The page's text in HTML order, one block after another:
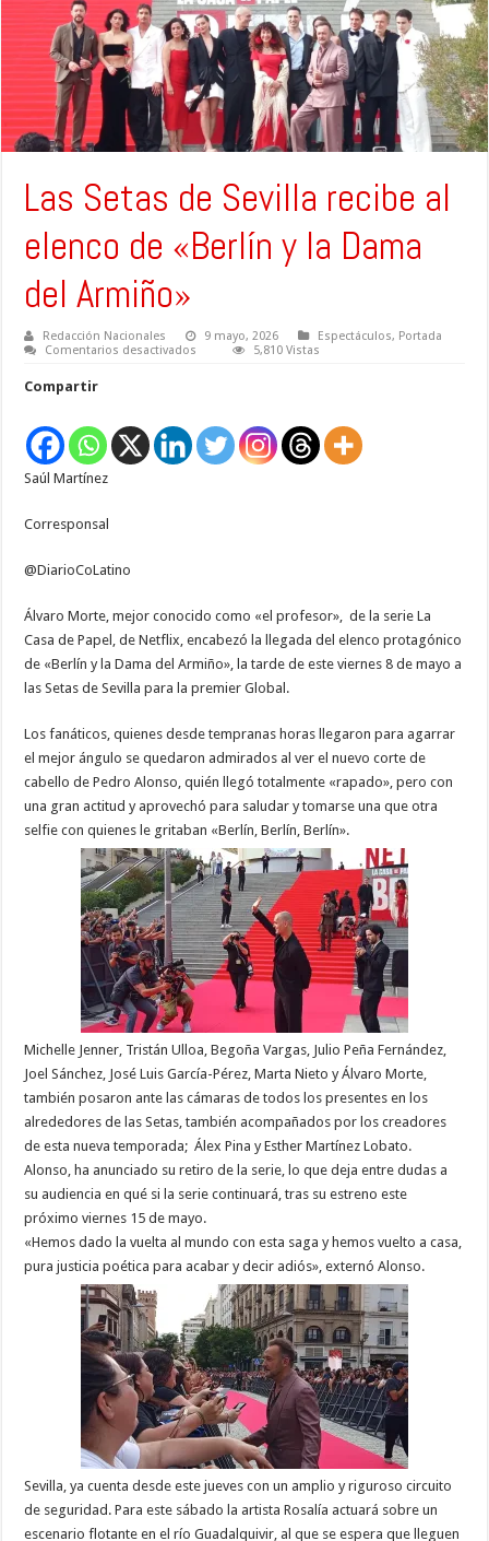
Las Setas de Sevilla recibe al
elenco de «Berlín y la Dama
del Armiño»
Redacción Nacionales 9 mayo, 2026 Espectáculos, Portada
Comentarios desactivados
al
elenco
de
5,810 Vistas
Compartir
Saúl Martínez
Corresponsal
@DiarioCoLatino
Álvaro Morte, mejor conocido como «el profesor», de la serie La
Casa de Papel, de Netflix, encabezó la llegada del elenco protagónico
de «Berlín y la Dama del Armiño», la tarde de este viernes 8 de mayo a
las Setas de Sevilla para la premier Global.
Los fanáticos, quienes desde tempranas horas llegaron para agarrar
el mejor ángulo se quedaron admirados al ver el nuevo corte de
cabello de Pedro Alonso, quién llegó totalmente «rapado», pero con
una gran actitud y aprovechó para saludar y tomarse una que otra
selfie con quienes le gritaban «Berlín, Berlín, Berlín».
Michelle Jenner, Tristán Ulloa, Begoña Vargas, Julio Peña Fernández,
Joel Sánchez, José Luis García-Pérez, Marta Nieto y Álvaro Morte,
también posaron ante las cámaras de todos los presentes en los
alrededores de las Setas, también acompañados por los creadores
de esta nueva temporada; Álex Pina y Esther Martínez Lobato.
Alonso, ha anunciado su retiro de la serie, lo que deja entre dudas a
su audiencia en qué si la serie continuará, tras su estreno este
próximo viernes 15 de mayo.
«Hemos dado la vuelta al mundo con esta saga y hemos vuelto a casa,
pura justicia poética para acabar y decir adiós», externó Alonso.
Sevilla, ya cuenta desde este jueves con un amplio y riguroso circuito
de seguridad. Para este sábado la artista Rosalía actuará sobre un
escenario flotante en el río Guadalquivir, al que se espera que lleguen